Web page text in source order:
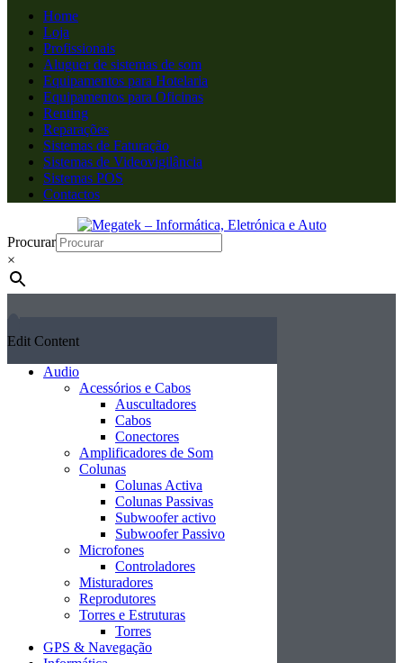
Home
Loja
Profissionais
Aluguer de sistemas de som
Equipamentos para Hotelaria
Equipamentos para Oficinas
Renting
Reparações
Sistemas de Faturação
Sistemas de Videovigilância
Sistemas POS
Contactos
Procurar
×
Edit Content
Audio
Acessórios e Cabos
Auscultadores
Cabos
Conectores
Amplificadores de Som
Colunas
Colunas Activa
Colunas Passivas
Subwoofer activo
Subwoofer Passivo
Microfones
Controladores
Misturadores
Reprodutores
Torres e Estruturas
Torres
GPS & Navegação